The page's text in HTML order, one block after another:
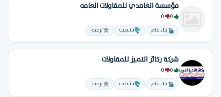
مؤسسة الغامدي للمقاولات العامه
بناء عام تشطيب ترميم
شركة ركائز التميز للمقاولات
بناء عام تشطيب ترميم